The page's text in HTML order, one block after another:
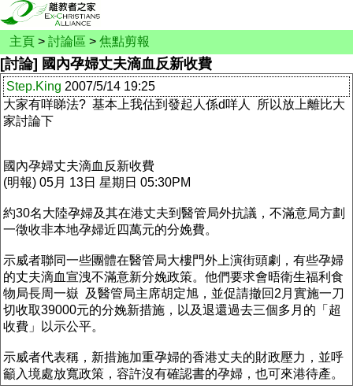
主頁 > 討論區 > 焦點剪報
[討論] 國內孕婦丈夫滴血反新收費
Step.King 2007/5/14 19:25
大家有咩睇法? 基本上我估到發起人係d咩人 所以放上離比大
家討論下
國內孕婦丈夫滴血反新收費
(明報) 05月 13日 星期日 05:30PM
約30名大陸孕婦及其在港丈夫到醫管局外抗議，不滿意局方劃
一徵收非本地孕婦近四萬元的分娩費。
示威者聯同一些團體在醫管局大樓門外上演街頭劇，有些孕婦
的丈夫滴血宣洩不滿意新分娩政策。他們要求會晤衛生福利食
物局長周一嶽 及醫管局主席胡定旭，並促請撤回2月實施一刀
切收取39000元的分娩新措施，以及退還過去三個多月的「超
收費」以示公平。
示威者代表稱，新措施加重孕婦的香港丈夫的財政壓力，並呼
籲入境處放寬政策，容許沒有確認書的孕婦，也可來港待產。